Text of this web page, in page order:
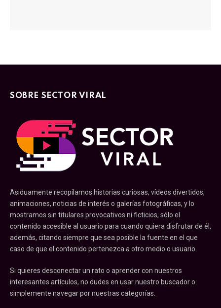
SOBRE SECTOR VIRAL
Asiduamente recopilamos historias curiosas, vídeos divertidos,
animaciones, noticias de interés o galerías fotográficas, y lo
mostramos sin titulares provocativos ni ficticios, sólo el
contenido accesible al usuario para cuando quiera disfrutar de él,
además, citando siempre que sea posible la fuente en el que
caso de que el contenido pertenezca a otro medio o usuario.
Si quieres desconectar un rato o aprender con nuestros
interesantes artículos, no dudes en usar nuestro buscador o
simplemente navegar por nuestras categorías.